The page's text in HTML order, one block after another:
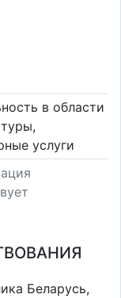
в области
услуги
Беларусь,